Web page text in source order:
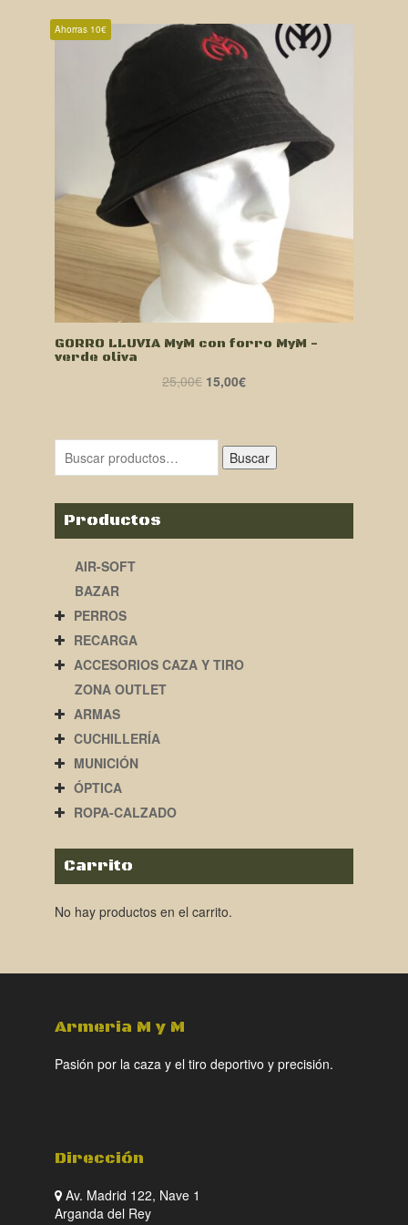
Ahorras 10€
GORRO LLUVIA MyM con forro MyM -
verde oliva
25,00€ El
era:
25,00€.
15,00€El
es:
15,00€.
Buscar
Productos
AIR-SOFT
BAZAR
PERROS
RECARGA
ACCESORIOS CAZA Y TIRO
ZONA OUTLET
ARMAS
CUCHILLERÍA
MUNICIÓN
ÓPTICA
ROPA-CALZADO
Carrito
No hay productos en el carrito.
Armeria M y M
Pasión por la caza y el tiro deportivo y precisión.
Dirección
Av. Madrid 122, Nave 1
Arganda del Rey